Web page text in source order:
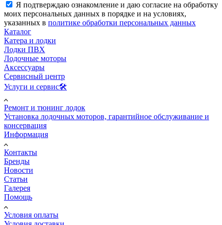
Я подтверждаю ознакомление и даю согласие на обработку
моих персональных данных в порядке и на условиях,
указанных в политике обработки персональных данных
Каталог
Катера и лодки
Лодки ПВХ
Лодочные моторы
Аксессуары
Сервисный центр
Услуги и сервис🛠️
Ремонт и тюнинг лодок
Установка лодочных моторов, гарантийное обслуживание и
консервация
Информация
Контакты
Бренды
Новости
Статьи
Галерея
Помощь
Условия оплаты